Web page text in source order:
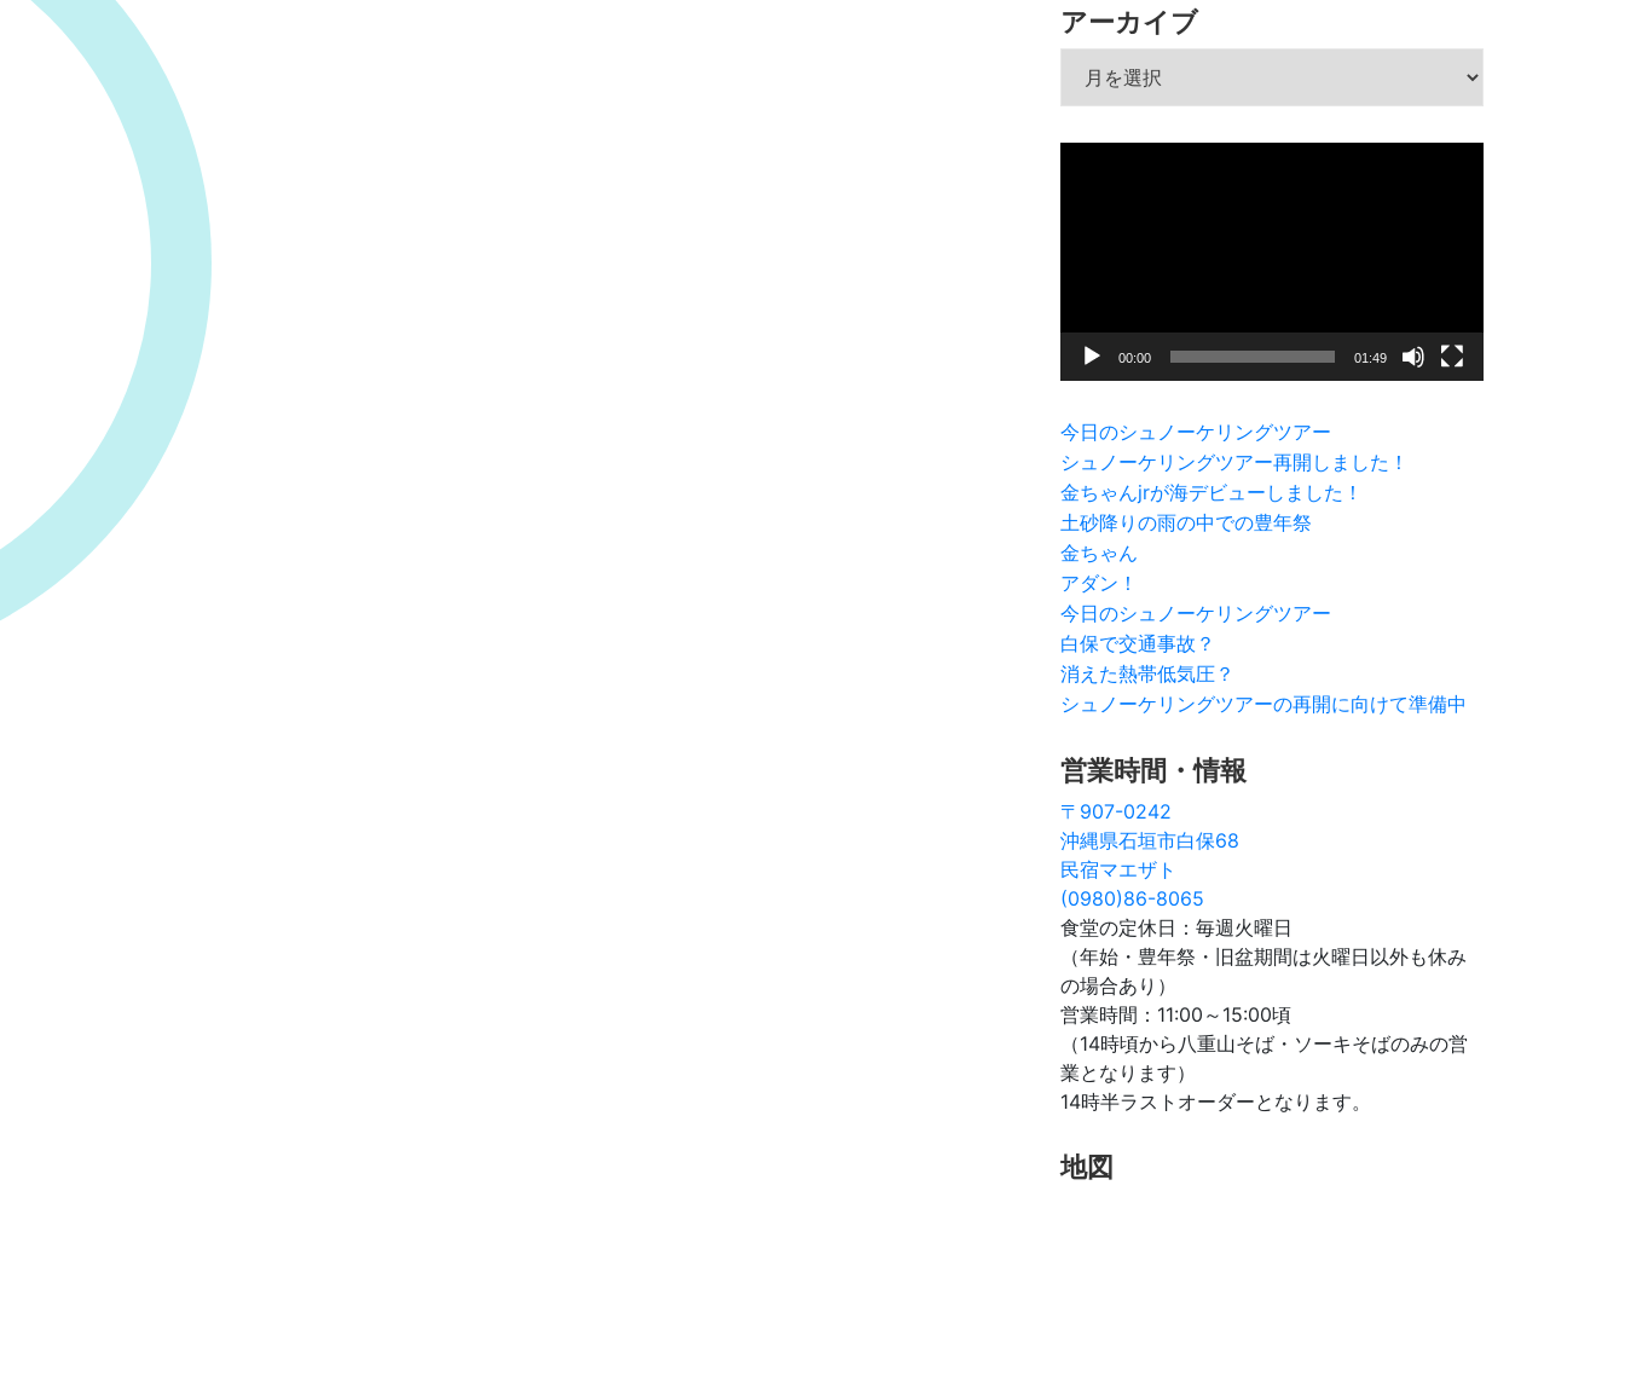
アーカイブ
ー
00:00 01:49
今日のシュノーケリングツアー
シュノーケリングツアー再開しました！
金ちゃんjrが海デビューしました！
土砂降りの雨の中での豊年祭
金ちゃん
アダン！
今日のシュノーケリングツアー
白保で交通事故？
消えた熱帯低気圧？
シュノーケリングツアーの再開に向けて準備中
営業時間・情報
〒907-0242
沖縄県石垣市白保68
民宿マエザト
(0980)86-8065
食堂の定休日：毎週火曜日
（年始・豊年祭・旧盆期間は火曜日以外も休み
の場合あり）
営業時間：11:00～15:00頃
（14時頃から八重山そば・ソーキそばのみの営
業となります）
14時半ラストオーダーとなります。
地図